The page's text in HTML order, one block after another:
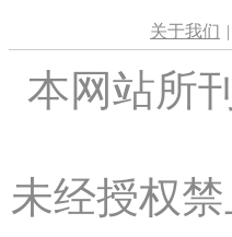
关于我们 |
本网站所
未经授权